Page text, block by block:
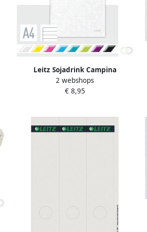
Leitz Sojadrink Campina
plantaardig pak 1 liter
2 webshops
€ 8,95